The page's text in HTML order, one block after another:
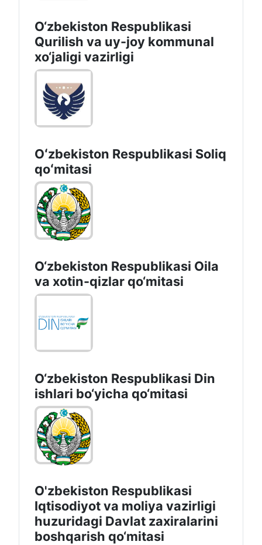
O‘zbekiston Respublikasi
Qurilish va uy-joy kommunal
xo‘jaligi vazirligi
Oʻzbekiston Respublikasi Soliq
qoʻmitasi
O‘zbekiston Respublikasi Oila
va xotin-qizlar qo‘mitasi
O‘zbekiston Respublikаsi Din
ishlаri bo‘yichа qo‘mitаsi
O'zbekiston Respublikasi
Iqtisodiyot va moliya vazirligi
huzuridаgi Dаvlаt zаxirаlаrini
boshqаrish qo‘mitаsi